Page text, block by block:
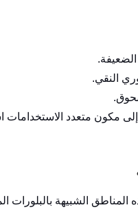
النقي.
إلى مكون متعدد
المناطق الشبيهة بالبلورات